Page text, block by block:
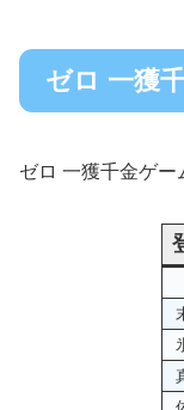
ゼロ 一獲
ゼロ 一獲千金ゲー